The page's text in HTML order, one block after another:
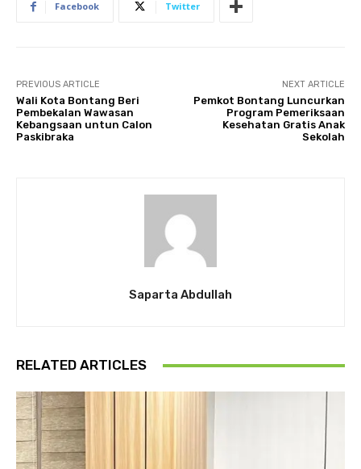
Facebook Twitter
PREVIOUS ARTICLE
Wali Kota Bontang Beri
Pembekalan Wawasan
Kebangsaan untun Calon
Paskibraka
NEXT ARTICLE
Pemkot Bontang Luncurkan
Program Pemeriksaan
Kesehatan Gratis Anak
Sekolah
Saparta Abdullah
RELATED ARTICLES